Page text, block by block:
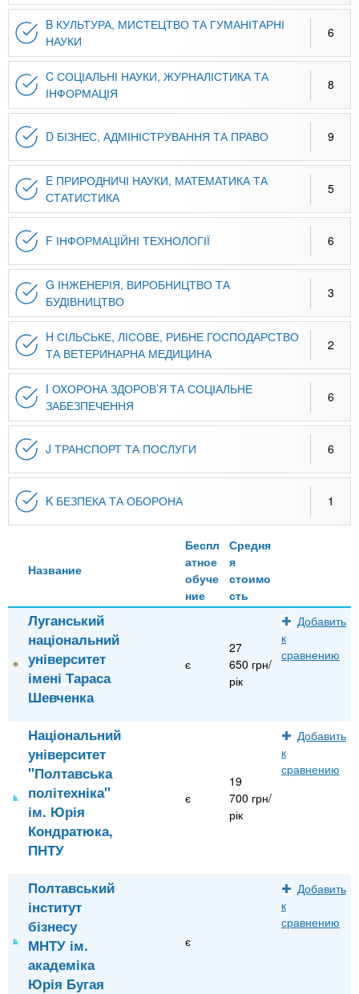
n
t
s
.
i
n
f
o
х
а
н
й
Онлайн курсы
За рубежом
B КУЛЬТУРА, МИСТЕЦТВО ТА ГУМАНІТАРНІ
НАУКИ
6
C СОЦІАЛЬНІ НАУКИ, ЖУРНАЛІСТИКА ТА
ІНФОРМАЦІЯ
8
D БІЗНЕС, АДМІНІСТРУВАННЯ ТА ПРАВО 9
E ПРИРОДНИЧІ НАУКИ, МАТЕМАТИКА ТА
СТАТИСТИКА
5
F ІНФОРМАЦІЙНІ ТЕХНОЛОГІЇ 6
G ІНЖЕНЕРІЯ, ВИРОБНИЦТВО ТА
БУДІВНИЦТВО
3
H СІЛЬСЬКЕ, ЛІСОВЕ, РИБНЕ ГОСПОДАРСТВО
ТА ВЕТЕРИНАРНА МЕДИЦИНА
2
I ОХОРОНА ЗДОРОВ’Я ТА СОЦІАЛЬНЕ
ЗАБЕЗПЕЧЕННЯ
6
J ТРАНСПОРТ ТА ПОСЛУГИ 6
K БЕЗПЕКА ТА ОБОРОНА 1
Название
Беспл
атное
обуче
ние
Средня
я
стоимо
сть
Луганський
національний
університет
імені Тараса
Шевченка
є
27
650 грн/
рік
Добавить
к
сравнению
Національний
університет
"Полтавська
політехніка"
ім. Юрія
Кондратюка,
ПНТУ
є
19
700 грн/
рік
Добавить
к
сравнению
Полтавський
інститут
бізнесу
МНТУ ім.
академіка
Юрія Бугая
є
Добавить
к
сравнению